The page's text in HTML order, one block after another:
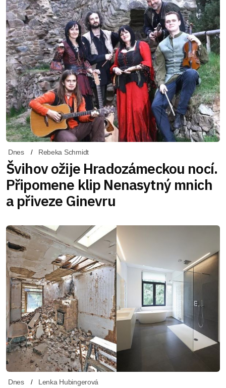
Dnes Rebeka Schmidt
Švihov ožije Hradozámeckou nocí.
Připomene klip Nenasytný mnich
a přiveze Ginevru
Dnes Lenka Hubingerová